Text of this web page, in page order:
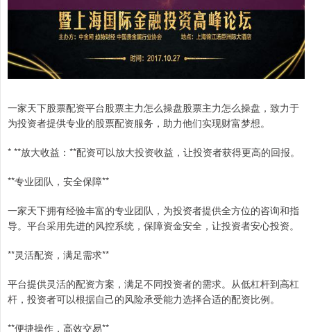
一家天下股票配资平台股票主力怎么操盘股票主力怎么操盘，致力于
为投资者提供专业的股票配资服务，助力他们实现财富梦想。
* **放大收益：**配资可以放大投资收益，让投资者获得更高的回报。
**专业团队，安全保障**
一家天下拥有经验丰富的专业团队，为投资者提供全方位的咨询和指
导。平台采用先进的风控系统，保障资金安全，让投资者安心投资。
**灵活配资，满足需求**
平台提供灵活的配资方案，满足不同投资者的需求。从低杠杆到高杠
杆，投资者可以根据自己的风险承受能力选择合适的配资比例。
**便捷操作，高效交易**